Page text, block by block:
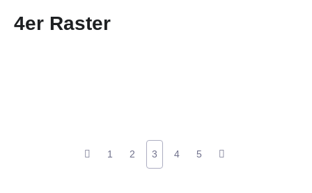
4er Raster
1 2 3 4 5